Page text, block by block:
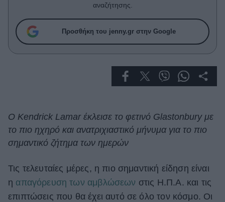
Ζώδια
Cooking
Green
Αφιερώματα
ΒΟΞ
αναζήτησης.
Προσθήκη του jenny.gr στην Google
Ο Kendrick Lamar έκλεισε το φετινό Glastonbury με
το πιο ηχηρό και ανατριχιαστικό μήνυμα για το πιο
σημαντικό ζήτημα των ημερών
Τις τελευταίες μέρες, η πιο σημαντική είδηση είναι
η απαγόρευση των αμβλώσεων στις Η.Π.Α. και τις
επιπτώσεις που θα έχει αυτό σε όλο τον κόσμο. Οι